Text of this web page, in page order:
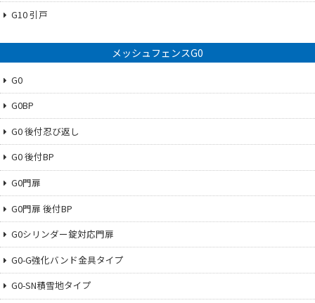
G10 引戸
メッシュフェンスG0
G0
G0BP
G0 後付忍び返し
G0 後付BP
G0門扉
G0門扉 後付BP
G0シリンダー錠対応門扉
G0-G強化バンド金具タイプ
G0-SN積雪地タイプ